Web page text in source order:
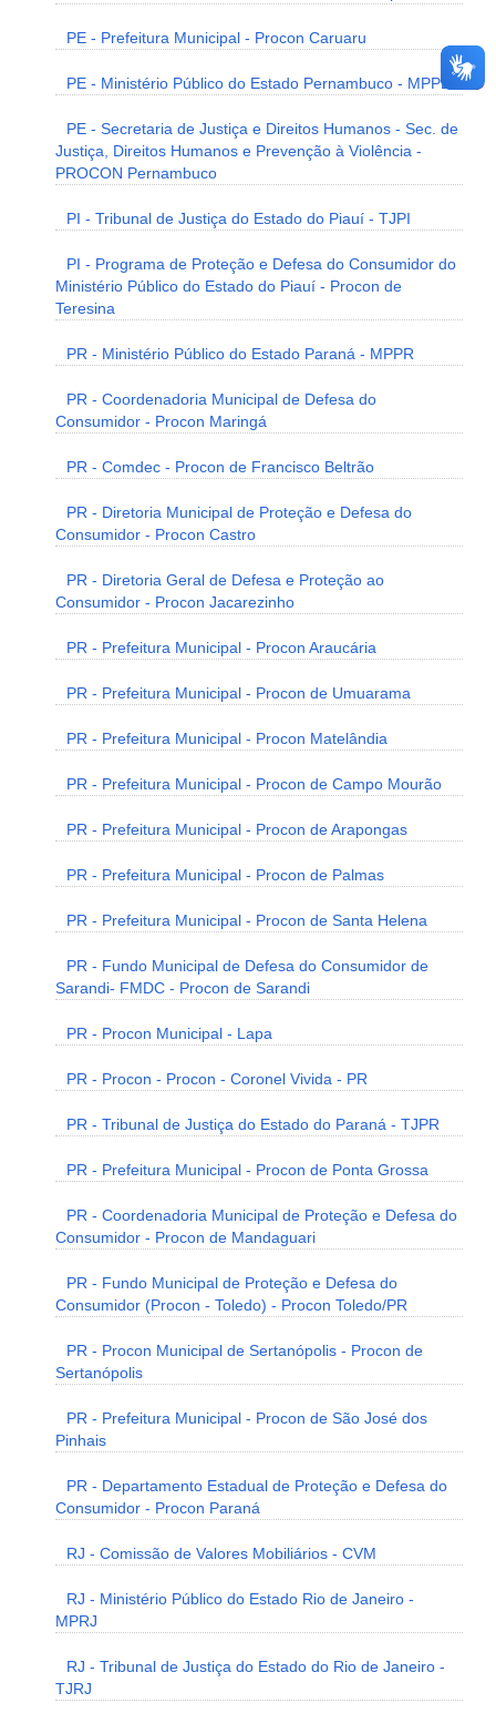
PE - Prefeitura Municipal - Procon Caruaru
PE - Ministério Público do Estado Pernambuco - MPPE
PE - Secretaria de Justiça e Direitos Humanos - Sec. de
Justiça, Direitos Humanos e Prevenção à Violência -
PROCON Pernambuco
PI - Tribunal de Justiça do Estado do Piauí - TJPI
PI - Programa de Proteção e Defesa do Consumidor do
Ministério Público do Estado do Piauí - Procon de
Teresina
PR - Ministério Público do Estado Paraná - MPPR
PR - Coordenadoria Municipal de Defesa do
Consumidor - Procon Maringá
PR - Comdec - Procon de Francisco Beltrão
PR - Diretoria Municipal de Proteção e Defesa do
Consumidor - Procon Castro
PR - Diretoria Geral de Defesa e Proteção ao
Consumidor - Procon Jacarezinho
PR - Prefeitura Municipal - Procon Araucária
PR - Prefeitura Municipal - Procon de Umuarama
PR - Prefeitura Municipal - Procon Matelândia
PR - Prefeitura Municipal - Procon de Campo Mourão
PR - Prefeitura Municipal - Procon de Arapongas
PR - Prefeitura Municipal - Procon de Palmas
PR - Prefeitura Municipal - Procon de Santa Helena
PR - Fundo Municipal de Defesa do Consumidor de
Sarandi- FMDC - Procon de Sarandi
PR - Procon Municipal - Lapa
PR - Procon - Procon - Coronel Vivida - PR
PR - Tribunal de Justiça do Estado do Paraná - TJPR
PR - Prefeitura Municipal - Procon de Ponta Grossa
PR - Coordenadoria Municipal de Proteção e Defesa do
Consumidor - Procon de Mandaguari
PR - Fundo Municipal de Proteção e Defesa do
Consumidor (Procon - Toledo) - Procon Toledo/PR
PR - Procon Municipal de Sertanópolis - Procon de
Sertanópolis
PR - Prefeitura Municipal - Procon de São José dos
Pinhais
PR - Departamento Estadual de Proteção e Defesa do
Consumidor - Procon Paraná
RJ - Comissão de Valores Mobiliários - CVM
RJ - Ministério Público do Estado Rio de Janeiro -
MPRJ
RJ - Tribunal de Justiça do Estado do Rio de Janeiro -
TJRJ